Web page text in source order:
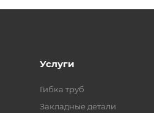
Услуги
Гибка труб
Закладные детали